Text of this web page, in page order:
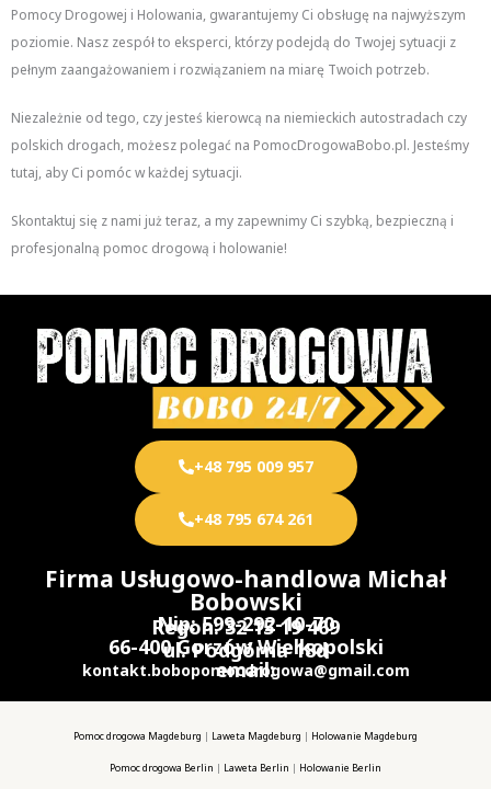
Pomocy Drogowej i Holowania, gwarantujemy Ci obsługę na najwyższym
poziomie. Nasz zespół to eksperci, którzy podejdą do Twojej sytuacji z
pełnym zaangażowaniem i rozwiązaniem na miarę Twoich potrzeb.
Niezależnie od tego, czy jesteś kierowcą na niemieckich autostradach czy
polskich drogach, możesz polegać na PomocDrogowaBobo.pl. Jesteśmy
tutaj, aby Ci pomóc w każdej sytuacji.
Skontaktuj się z nami już teraz, a my zapewnimy Ci szybką, bezpieczną i
profesjonalną pomoc drogową i holowanie!
+48 795 009 957
+48 795 674 261
Firma Usługowo-handlowa Michał
Bobowski
Nip: 599-292-10-70
Regon: 32 15 19 469
66-400 Gorzów Wielkopolski
ul. Podgórna 18d
email:
kontakt.bobopomocdrogowa@gmail.com
Pomoc drogowa Magdeburg | Laweta Magdeburg | Holowanie Magdeburg
Pomoc drogowa Berlin | Laweta Berlin | Holowanie Berlin